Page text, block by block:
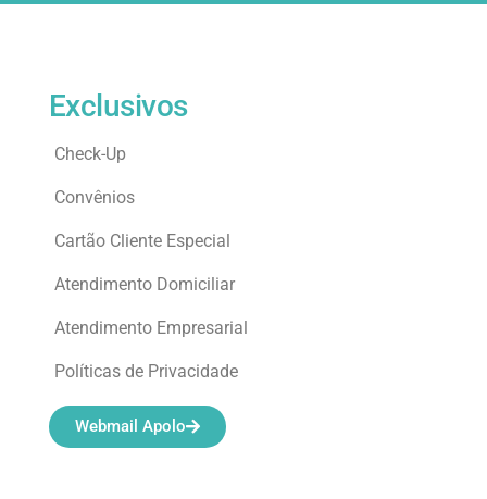
Exclusivos
Check-Up
Convênios
Cartão Cliente Especial
Atendimento Domiciliar
Atendimento Empresarial
Políticas de Privacidade
Webmail Apolo